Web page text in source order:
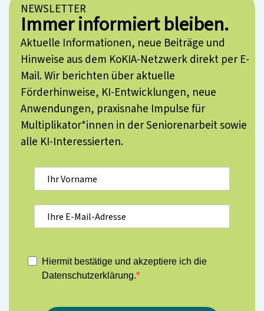
NEWSLETTER
Immer informiert bleiben.
Aktuelle Informationen, neue Beiträge und
Hinweise aus dem KoKIA-Netzwerk direkt per E-
Mail. Wir berichten über aktuelle
Förderhinweise, KI-Entwicklungen, neue
Anwendungen, praxisnahe Impulse für
Multiplikator*innen in der Seniorenarbeit sowie
alle KI-Interessierten.
Hiermit bestätige und akzeptiere ich die
Datenschutzerklärung.